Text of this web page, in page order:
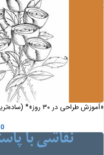
«آموزش طراحی در
0